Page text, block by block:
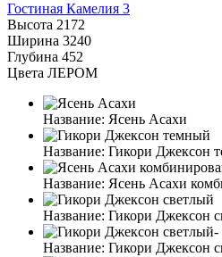
Гостиная Камелия 3
Высота 2172
Ширина 3240
Глубина 452
Цвета ЛЕРОМ
Название: Ясень Асахи
Название: Гикори Джексон
Название: Ясень Асахи
Название: Гикори Джексон
Название: Гикори Джексон